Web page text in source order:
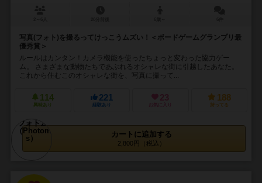
写真(フォト)を撮るってけっこうムズい！＜ボードゲームグランプリ最
優秀賞＞
ルールはカンタン！カメラ機能を使ったちょっと変わった協力ゲー
ム。 さまざまな動物たちであぶれるオシャレな街に引越したあなた。
これから住むこのオシャレな街を、写真に撮って...
114
興味あり
221
経験あり
23
お気に入り
188
持ってる
カートに追加する
2,800円（税込）